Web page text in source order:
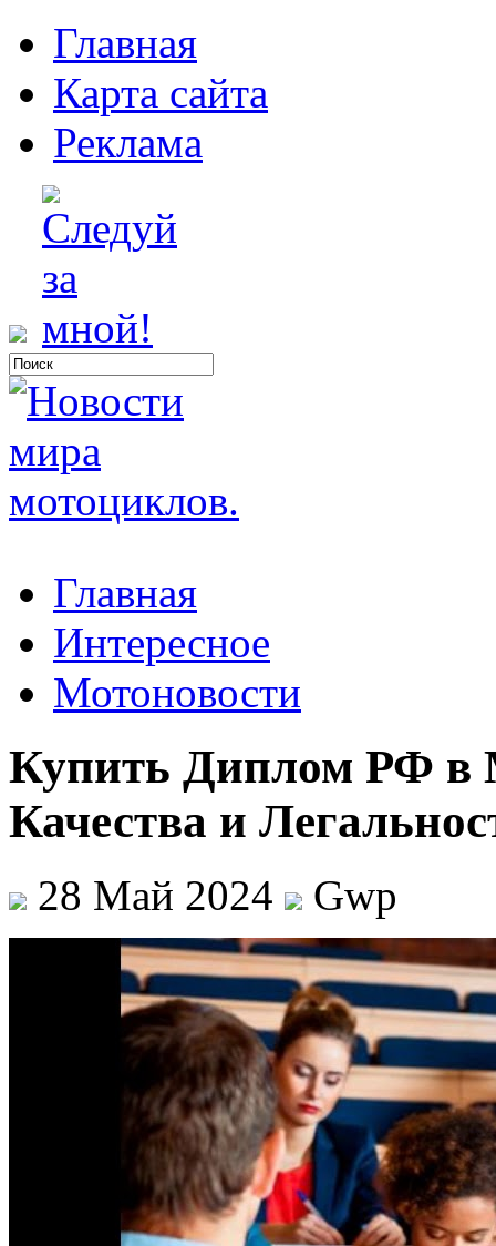
Главная
Карта сайта
Реклама
Главная
Интересное
Мотоновости
Купить Диплом РФ в
Качества и
28 Май 2024 Gwp